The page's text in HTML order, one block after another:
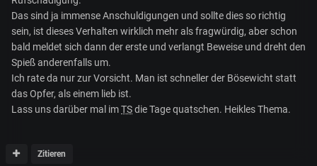
Das sind ja immense Anschuldigungen und sollte dies so richtig
sein, ist dieses Verhalten wirklich mehr als fragwürdig, aber schon
bald meldet sich dann der erste und verlangt Beweise und dreht den
Spieß anderenfalls um.
Ich rate da nur zur Vorsicht. Man ist schneller der Bösewicht statt
das Opfer, als einem lieb ist.
Lass uns darüber mal imTSdie Tage quatschen. Heikles Thema.
Zitieren